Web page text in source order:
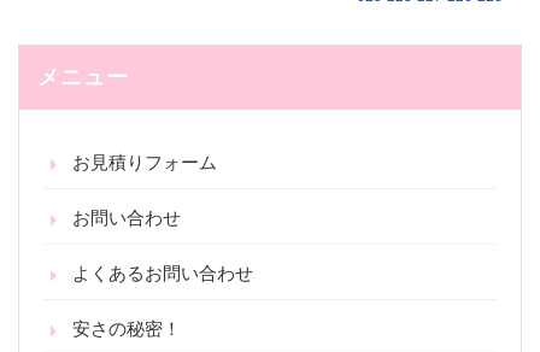
メニュー
お見積りフォーム
お問い合わせ
よくあるお問い合わせ
安さの秘密！